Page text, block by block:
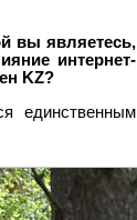
вы являетесь,
интернет-
KZ?
единственным